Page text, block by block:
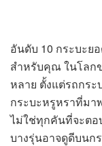
อันดับ 10 กระบะย
สำหรับคุณ ในโลก
หลาย ตั้งแต่รถกร
กระบะหรูหราที่มา
ไม่ใช่ทุกคันที่จะตอ
บางรุ่นอาจดูดีบนก